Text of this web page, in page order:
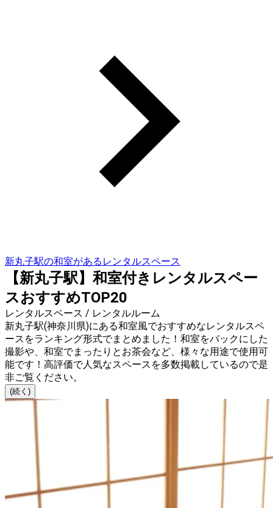
新丸子駅の和室があるレンタルスペース
【新丸子駅】和室付きレンタルスペー
スおすすめTOP20
レンタルスペース / レンタルルーム
新丸子駅(神奈川県)にある和室風でおすすめなレンタルスペ
ースをランキング形式でまとめました！和室をバックにした
撮影や、和室でまったりとお茶会など、様々な用途で使用可
能です！高評価で人気なスペースを多数掲載しているので是
非ご覧ください。
(続く)